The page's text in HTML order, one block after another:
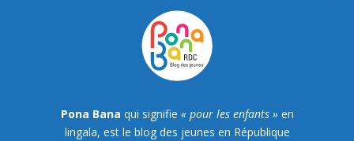
Pona Bana qui signifie « pour les enfants » en
lingala, est le blog des jeunes en République